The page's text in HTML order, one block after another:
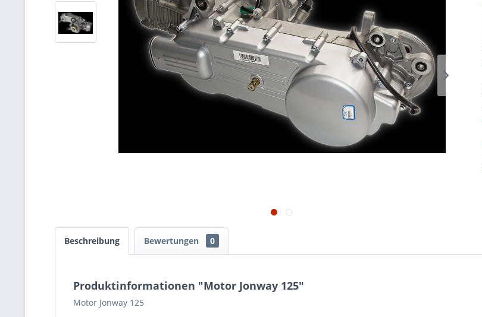
Beschreibung Bewertungen 0
Produktinformationen "Motor Jonway 125"
Motor Jonway 125